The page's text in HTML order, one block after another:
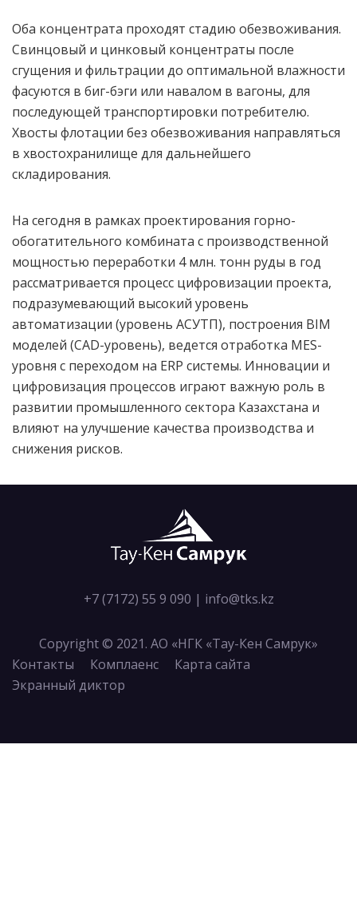
Оба концентрата проходят стадию обезвоживания.
Свинцовый и цинковый концентраты после
сгущения и фильтрации до оптимальной влажности
фасуются в биг-бэги или навалом в вагоны, для
последующей транспортировки потребителю.
Хвосты флотации без обезвоживания направляться
в хвостохранилище для дальнейшего
складирования.
На сегодня в рамках проектирования горно-
обогатительного комбината с производственной
мощностью переработки 4 млн. тонн руды в год
рассматривается процесс цифровизации проекта,
подразумевающий высокий уровень
автоматизации (уровень АСУТП), построения BIM
моделей (CAD-уровень), ведется отработка MES-
уровня с переходом на ERP системы. Инновации и
цифровизация процессов играют важную роль в
развитии промышленного сектора Казахстана и
влияют на улучшение качества производства и
снижения рисков.
+7 (7172) 55 9 090 | info@tks.kz
Copyright © 2021. АО «НГК «Тау-Кен Самрук»
Контакты
Комплаенс
Карта сайта
Экранный диктор